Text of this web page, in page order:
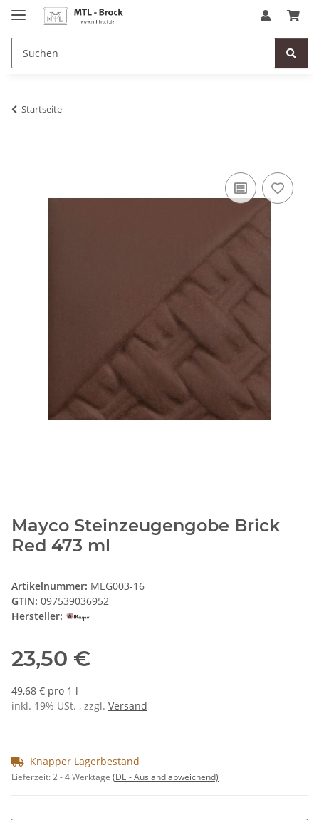
Startseite
Mayco Steinzeugengobe Brick
Red 473 ml
Artikelnummer: MEG003-16
GTIN: 097539036952
Hersteller:
23,50 €
49,68 € pro 1 l
inkl. 19% USt. , zzgl. Versand
Knapper Lagerbestand
Lieferzeit:2 - 4 Werktage (DE - Ausland abweichend)